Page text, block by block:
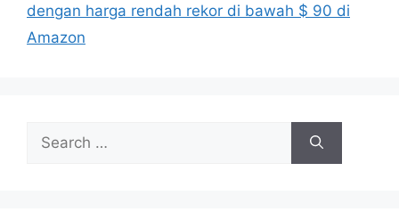
dengan harga rendah rekor di bawah $ 90 di
Amazon
for: